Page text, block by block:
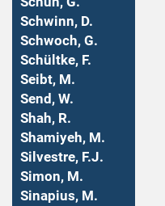
Schwinn, D.
Schwoch, G.
Schültke, F.
Seibt, M.
Send, W.
Shah, R.
Shamiyeh, M.
Silvestre, F.J.
Simon, M.
Sinapius, M.